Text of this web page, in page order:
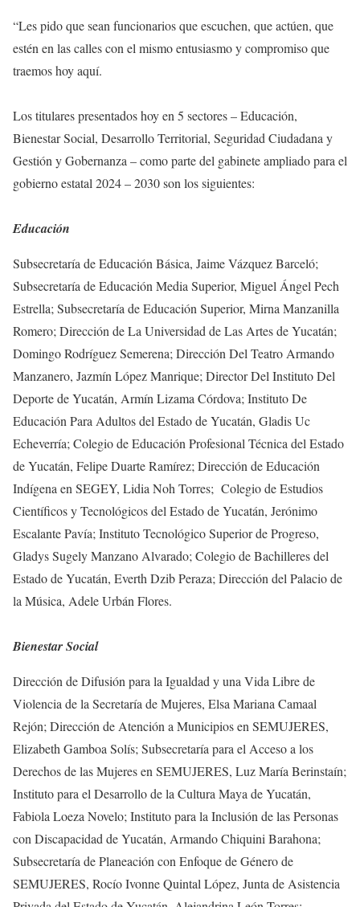
“Les pido que sean funcionarios que escuchen, que actúen, que
estén en las calles con el mismo entusiasmo y compromiso que
traemos hoy aquí.
Los titulares presentados hoy en 5 sectores – Educación,
Bienestar Social, Desarrollo Territorial, Seguridad Ciudadana y
Gestión y Gobernanza – como parte del gabinete ampliado para el
gobierno estatal 2024 – 2030 son los siguientes:
Educación
Subsecretaría de Educación Básica, Jaime Vázquez Barceló;
Subsecretaría de Educación Media Superior, Miguel Ángel Pech
Estrella; Subsecretaría de Educación Superior, Mirna Manzanilla
Romero; Dirección de La Universidad de Las Artes de Yucatán;
Domingo Rodríguez Semerena; Dirección Del Teatro Armando
Manzanero, Jazmín López Manrique; Director Del Instituto Del
Deporte de Yucatán, Armín Lizama Córdova; Instituto De
Educación Para Adultos del Estado de Yucatán, Gladis Uc
Echeverría; Colegio de Educación Profesional Técnica del Estado
de Yucatán, Felipe Duarte Ramírez; Dirección de Educación
Indígena en SEGEY, Lidia Noh Torres; Colegio de Estudios
Científicos y Tecnológicos del Estado de Yucatán, Jerónimo
Escalante Pavía; Instituto Tecnológico Superior de Progreso,
Gladys Sugely Manzano Alvarado; Colegio de Bachilleres del
Estado de Yucatán, Everth Dzib Peraza; Dirección del Palacio de
la Música, Adele Urbán Flores.
Bienestar Social
Dirección de Difusión para la Igualdad y una Vida Libre de
Violencia de la Secretaría de Mujeres, Elsa Mariana Camaal
Rejón; Dirección de Atención a Municipios en SEMUJERES,
Elizabeth Gamboa Solís; Subsecretaría para el Acceso a los
Derechos de las Mujeres en SEMUJERES, Luz María Berinstaín;
Instituto para el Desarrollo de la Cultura Maya de Yucatán,
Fabiola Loeza Novelo; Instituto para la Inclusión de las Personas
con Discapacidad de Yucatán, Armando Chiquini Barahona;
Subsecretaría de Planeación con Enfoque de Género de
SEMUJERES, Rocío Ivonne Quintal López, Junta de Asistencia